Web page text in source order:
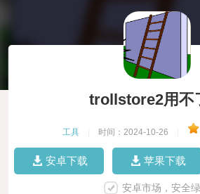
trollstore2用不
工具 时间：2024-10-26
安卓下载 苹果下载
安卓市场，安全